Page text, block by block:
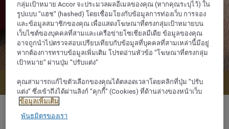
จองตอนนี้
กลุ่มเป้าหมาย Accor จะประมวลผลอีเมลของคุณ (หากคุณระบุไว้) ใน
รูปแบบ "แฮช" (hashed) โดยเชื่อมโยงกับข้อมูลการท่องเว็บ การจอง
และข้อมูลสมาชิกของคุณ เพื่อแสดงโฆษณาที่ตรงกลุ่มเป้าหมายบน
เว็บไซต์ของบุคคลที่สามและเครือข่ายโซเชียลมีเดีย ข้อมูลของคุณ
อาจถูกนำไปตรวจสอบเปรียบเทียบกับข้อมูลที่บุคคลที่สามเหล่านี้มีอยู่
หากต้องการทราบข้อมูลเพิ่มเติม โปรดอ่านหัวข้อ "โฆษณาที่ตรงกลุ่ม
เป้าหมาย" ผ่านปุ่ม "ปรับแต่ง"
คุณสามารถแก้ไขตัวเลือกของคุณได้ตลอดเวลาโดยคลิกที่ปุ่ม "ปรับ
แต่ง" ซึ่งเข้าถึงได้ผ่านลิงก์ "คุกกี้" (Cookies) ที่ด้านล่างของหน้าเว็บ
ข้อมูลเพิ่มเติม
พันธมิตรของเรา